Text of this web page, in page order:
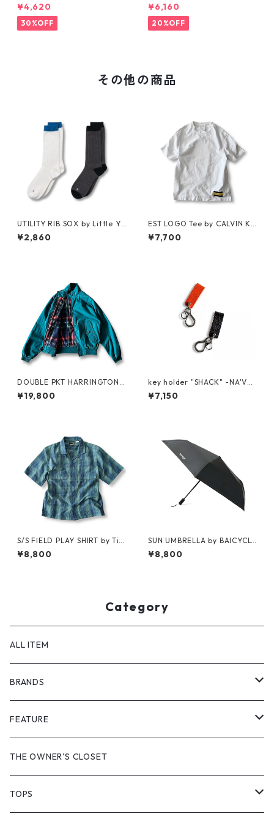
¥4,620
30%OFF
RT Tee
¥6,160
20%OFF
その他の商品
UTILITY RIB SOX by Little Ya
rmouth
¥2,860
EST LOGO Tee by CALVIN KL
EIN JEANS ESTABLISHED.1978
¥7,700
DOUBLE PKT HARRINGTON J
KT by LANDS'END
¥19,800
key holder "SHACK" -NA'VV
Y-
¥7,150
S/S FIELD PLAY SHIRT by Ti
mberland
¥8,800
SUN UMBRELLA by BAICYCL
ON
¥8,800
Category
ALL ITEM
BRANDS
GHOST ALMOSTBLACK
PRODUCT TWELVE
BAICYCLON
FEATURE
NEW VINTAGE
Supreme
VINTAGE OUTDOOR
THE OWNER'S CLOSET
TOPS